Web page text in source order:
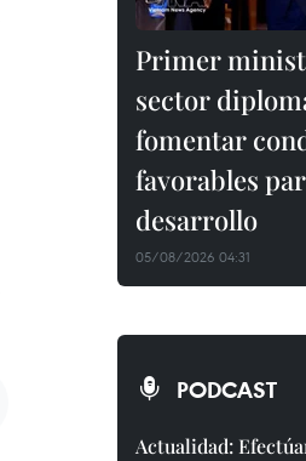
Primer
sector
fomentar
favorables
desarrollo
05/08/2026 04:31
PODCAST
Actualidad: